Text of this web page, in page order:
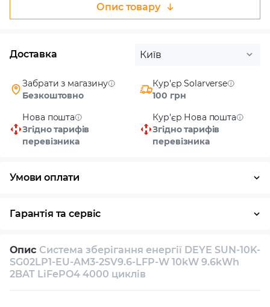
Опис товару
Доставка Київ
Забрати з магазину
Безкоштовно
Кур'єр Solarverse
100 грн
Нова пошта
Згідно тарифів
перевізника
Кур'єр Нова пошта
Згідно тарифів
перевізника
Умови оплати
Гарантія та сервіс
Власний сервісний центр Технічна підтримка
Консультація
Опис Система зберігання енергії DEYE SUN-10K-
SG02LP1-EU-AM3-2SV9.6-LFP-W 10kW 9.6kWh
2BAT LiFePO4 4000 циклів